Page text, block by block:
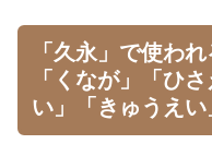
「久永」で使わ
「くなが」「ひ
い」「きゅうえい